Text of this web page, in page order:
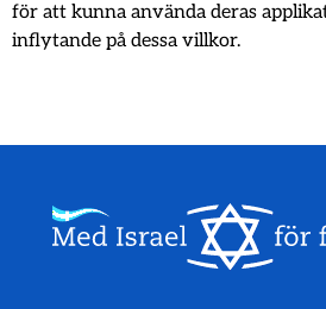
för att kunna använda deras
inflytande på dessa villkor.